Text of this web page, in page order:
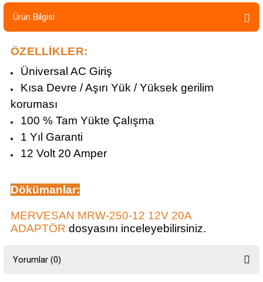
Ürün Bilgisi
ÖZELLİKLER:
Üniversal AC Giriş
Kısa Devre / Aşırı Yük / Yüksek gerilim
koruması
100 % Tam Yükte Çalışma
1 Yıl Garanti
12 Volt 20 Amper
Dökümanlar:
MERVESAN MRW-250-12 12V 20A
ADAPTÖR dosyasını inceleyebilirsiniz.
Yorumlar (0)